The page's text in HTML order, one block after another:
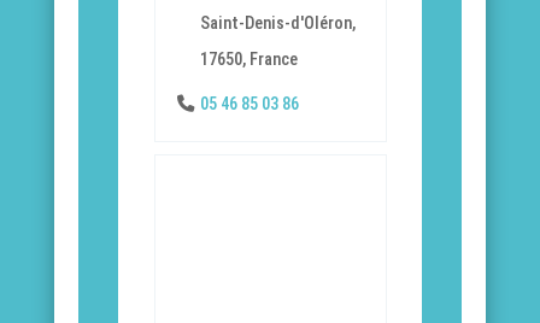
Saint-Denis-d'Oléron,
17650, France
05 46 85 03 86